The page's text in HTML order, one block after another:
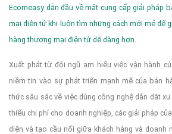
Ecomeasy dẫn đầu về mặt cung cấp giải pháp
mại điện tử khi luôn tìm những cách mới mẻ để
hàng thương mại điện tử dễ dàng hơn.
Xuất phát từ đội ngũ am hiểu việc vận hành
niềm tin vào sự phát triển mạnh mẽ của bán
thức sâu sắc về việc dùng công nghệ dẫn dắt
thiểu chi phí cho doanh nghiệp, các giải pháp
diện và tạo cầu nối giữa khách hàng và doanh